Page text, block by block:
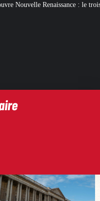
caprice patrimonial de Macron